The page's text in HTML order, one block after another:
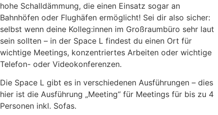
hohe Schalldämmung, die einen Einsatz sogar an
Bahnhöfen oder Flughäfen ermöglicht! Sei dir also sicher:
selbst wenn deine Kolleg:innen im Großraumbüro sehr laut
sein sollten – in der Space L findest du einen Ort für
wichtige Meetings, konzentriertes Arbeiten oder wichtige
Telefon- oder Videokonferenzen.
Die Space L gibt es in verschiedenen Ausführungen – dies
hier ist die Ausführung „Meeting“ für Meetings für bis zu 4
Personen inkl. Sofas.